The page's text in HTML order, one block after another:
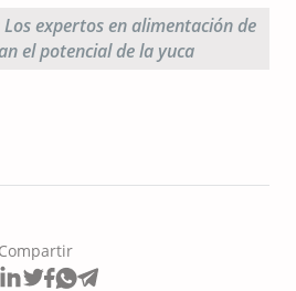
Los expertos en alimentación de
el potencial de la yuca
Compartir